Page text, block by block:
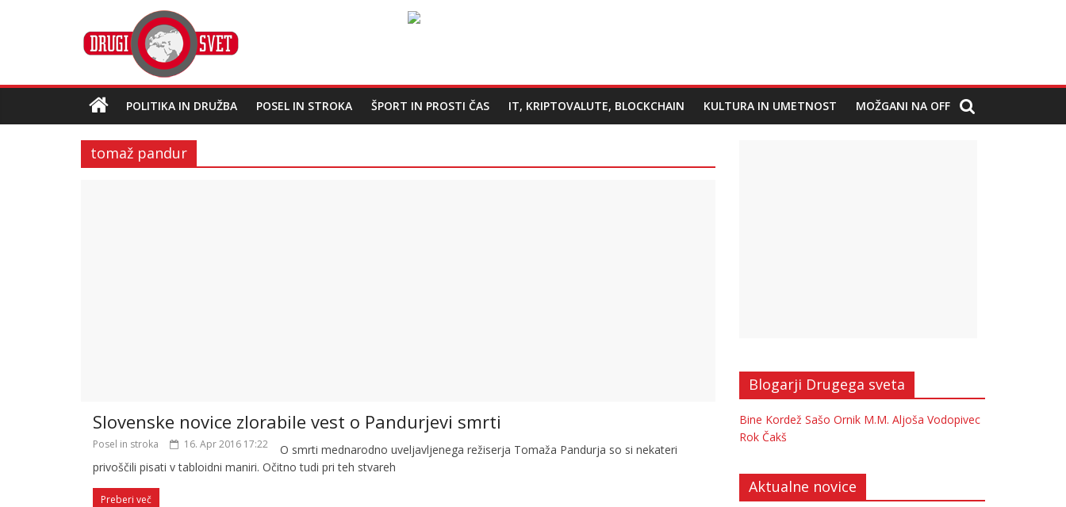
POLITIKA IN DRUŽBA POSEL IN STROKA ŠPORT IN PROSTI ČAS IT, KRIPTOVALUTE, BLOCKCHAIN KULTURA IN UMETNOST MOŽGANI NA OFF
tomaž pandur
Slovenske novice zlorabile vest o Pandurjevi smrti
Posel in stroka 16. Apr 2016 17:22
O smrti mednarodno uveljavljenega režiserja Tomaža Pandurja so si nekateri
privoščili pisati v tabloidni maniri. Očitno tudi pri teh stvareh
Preberi več
Blogarji Drugega sveta
Bine Kordež Sašo Ornik M.M. Aljoša Vodopivec
Rok Čakš
Aktualne novice